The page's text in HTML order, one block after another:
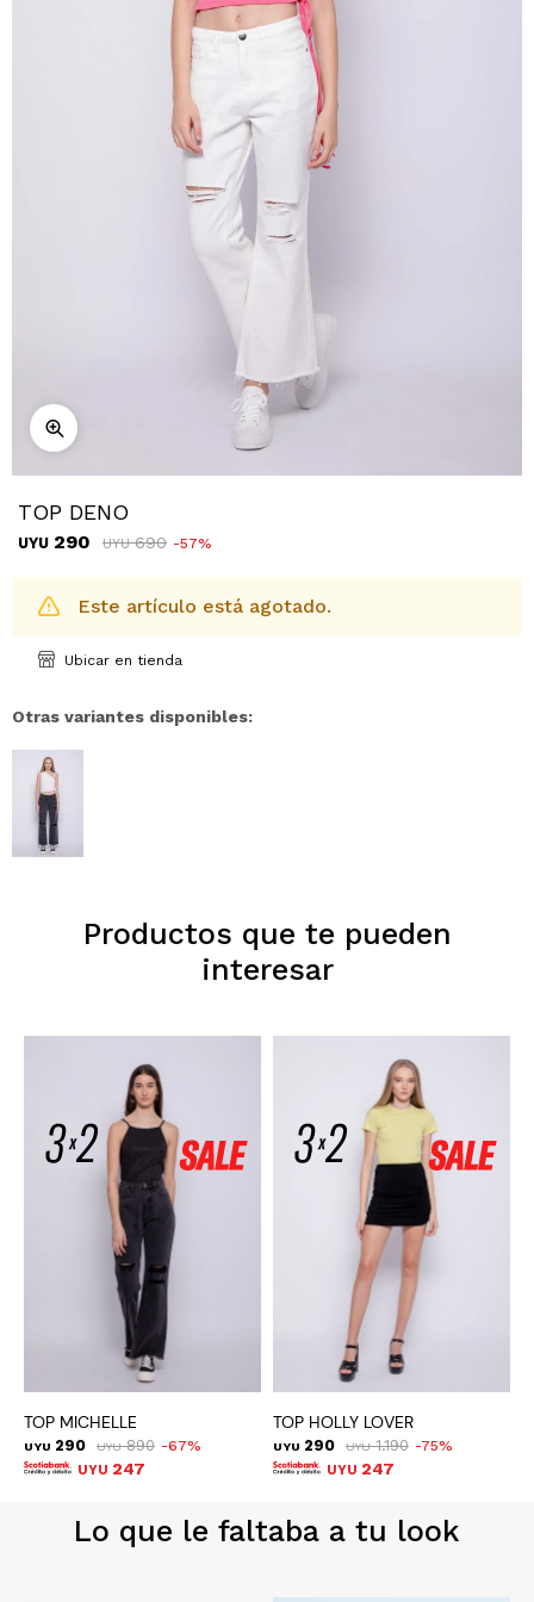
TOP DENO
UYU 290 UYU 690 57
Este artículo está agotado.
Ubicar en tienda
Otras variantes disponibles:
Productos que te pueden
interesar
TOP MICHELLE
UYU 290 UYU 890 67
UYU 247
TOP HOLLY LOVER
UYU 290 UYU 1.190 75
UYU 247
Lo que le faltaba a tu look